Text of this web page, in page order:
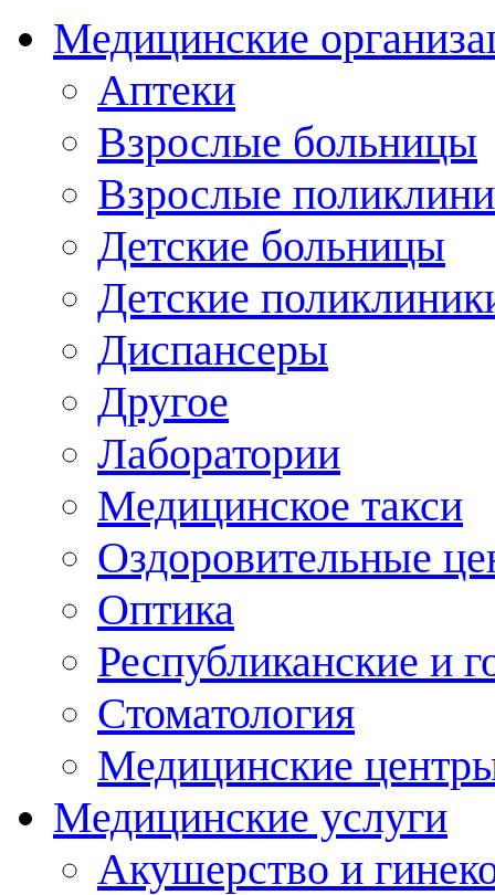
Медицинские
Аптеки
Взрослые больницы
Взрослые
Детские больницы
Детские
Диспансеры
Другое
Лаборатории
Медицинское такси
Оздоровительные
Оптика
Республиканские и
Стоматология
Медицинские
Медицинские услуги
Акушерство и